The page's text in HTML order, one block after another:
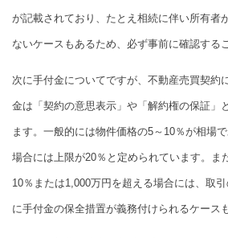
が記載されており、たとえ相続に伴い所有者
ないケースもあるため、必ず事前に確認する
次に手付金についてですが、不動産売買契約
金は「契約の意思表示」や「解約権の保証」
ます。一般的には物件価格の5～10％が相場
場合には上限が20％と定められています。ま
10％または1,000万円を超える場合には、取
に手付金の保全措置が義務付けられるケース